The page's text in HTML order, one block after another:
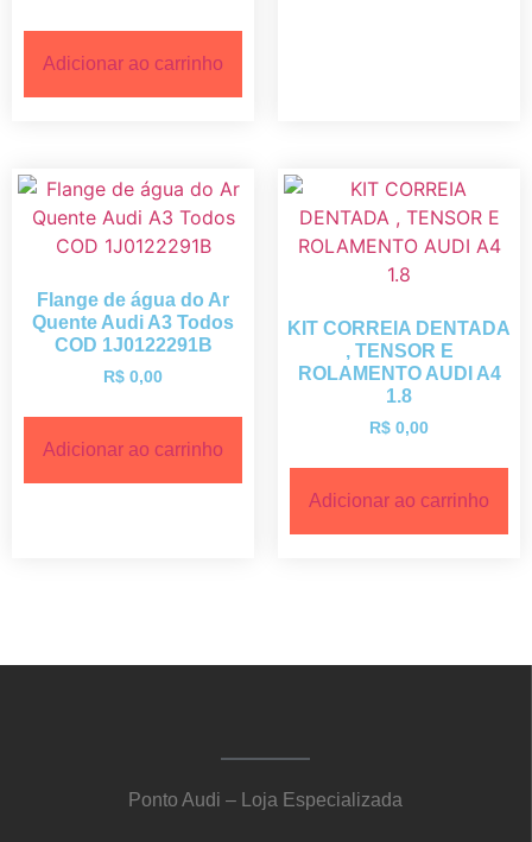
Adicionar ao carrinho
Flange de água do Ar
Quente Audi A3 Todos
COD 1J0122291B
R$ 0,00
Adicionar ao carrinho
KIT CORREIA DENTADA
, TENSOR E
ROLAMENTO AUDI A4
1.8
R$ 0,00
Adicionar ao carrinho
Ponto Audi – Loja Especializada